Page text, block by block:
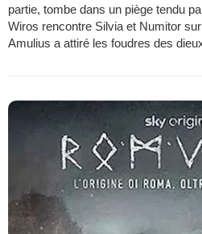
partie, tombe dans un piège tendu
Wiros rencontre Silvia et Numitor
Amulius a attiré les foudres des